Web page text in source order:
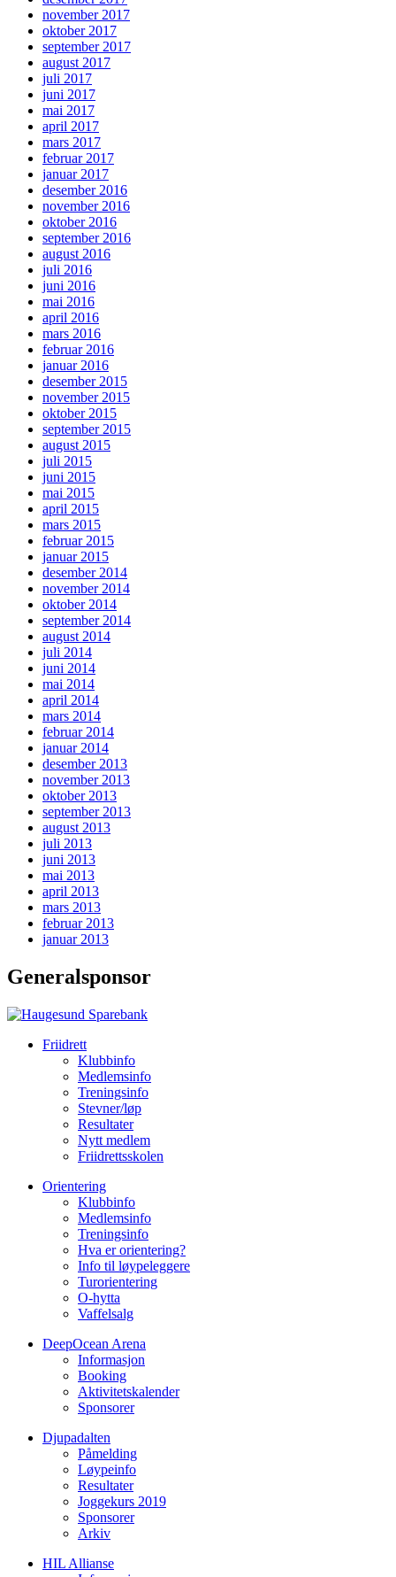
november 2017
oktober 2017
september 2017
august 2017
juli 2017
juni 2017
mai 2017
april 2017
mars 2017
februar 2017
januar 2017
desember 2016
november 2016
oktober 2016
september 2016
august 2016
juli 2016
juni 2016
mai 2016
april 2016
mars 2016
februar 2016
januar 2016
desember 2015
november 2015
oktober 2015
september 2015
august 2015
juli 2015
juni 2015
mai 2015
april 2015
mars 2015
februar 2015
januar 2015
desember 2014
november 2014
oktober 2014
september 2014
august 2014
juli 2014
juni 2014
mai 2014
april 2014
mars 2014
februar 2014
januar 2014
desember 2013
november 2013
oktober 2013
september 2013
august 2013
juli 2013
juni 2013
mai 2013
april 2013
mars 2013
februar 2013
januar 2013
Generalsponsor
Friidrett
Klubbinfo
Medlemsinfo
Treningsinfo
Stevner/løp
Resultater
Nytt medlem
Friidrettsskolen
Orientering
Klubbinfo
Medlemsinfo
Treningsinfo
Hva er orientering?
Info til løypeleggere
Turorientering
O-hytta
Vaffelsalg
DeepOcean Arena
Informasjon
Booking
Aktivitetskalender
Sponsorer
Djupadalten
Påmelding
Løypeinfo
Resultater
Joggekurs 2019
Sponsorer
Arkiv
HIL Allianse